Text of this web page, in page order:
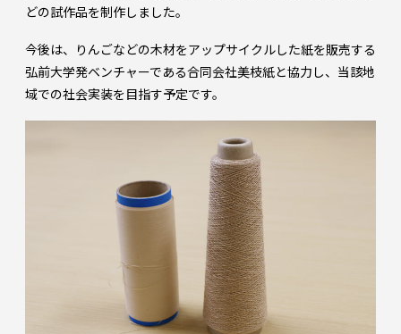
どの試作品を制作しました。
今後は、りんごなどの木材をアップサイクルした紙を販売する
弘前大学発ベンチャーである合同会社美枝紙と協力し、当該地
域での社会実装を目指す予定です。